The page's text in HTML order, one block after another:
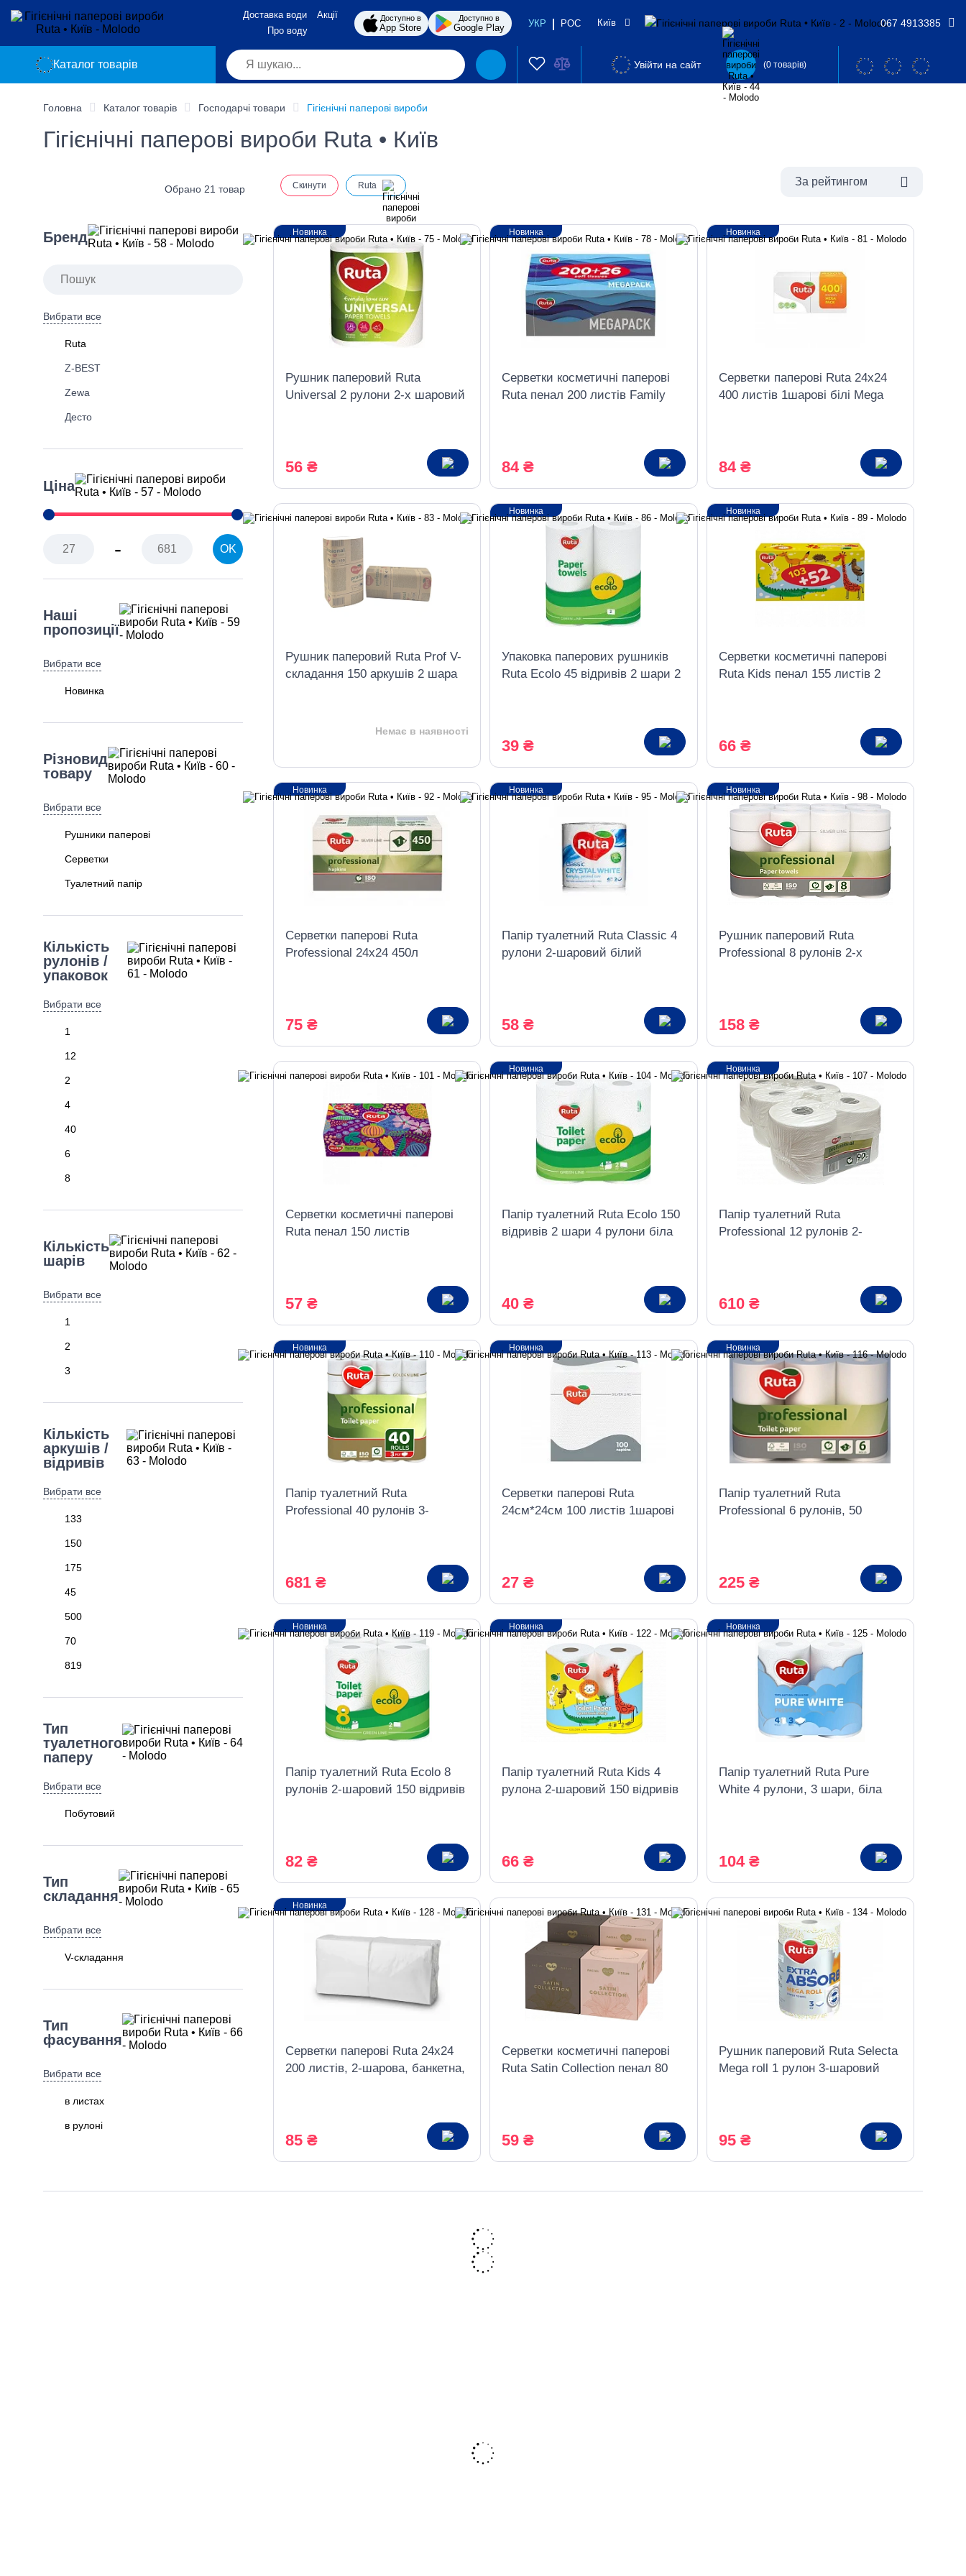
Доставка води
Акції
Про воду
Доступно в
App Store
Доступно в
Google Play УКР РОС Київ 067 4913385
Каталог товарів Увійти на сайт (0 товарів)
Головна Каталог товарів Господарчі товари Гігієнічні паперові вироби
Гігієнічні паперові вироби Ruta • Київ
Ціна
- OK
Бренд
Вибрати все
Ruta
Z-BEST
Zewa
Десто
Наші
пропозиції
Вибрати все
Новинка
Різновид
товару
Вибрати все
Рушники паперові
Серветки
Туалетний папір
Кількість
рулонів /
упаковок
Вибрати все
1
12
2
4
40
6
8
Кількість
шарів
Вибрати все
1
2
3
Кількість
аркушів /
відривів
Вибрати все
133
150
175
45
500
70
819
Тип
туалетного
паперу
Вибрати все
Побутовий
Тип
складання
Вибрати все
V-складання
Тип
фасування
Вибрати все
в листах
в рулоні
Кількість
За рейтингом
Обрано 21 товар Скинути Ruta
Рушник паперовий Ruta
Universal 2 рулони 2-х шаровий
56 ₴
Новинка
Серветки косметичні паперові
Ruta пенал 200 листів Family
84 ₴
Новинка
Серветки паперові Ruta 24х24
400 листів 1шарові білі Mega
84 ₴
Новинка
Рушник паперовий Ruta Prof V-
складання 150 аркушів 2 шара
Немає в наявності
Упаковка паперових рушників
Ruta Ecolo 45 відривів 2 шари 2
39 ₴
Новинка
Серветки косметичні паперові
Ruta Kids пенал 155 листів 2
66 ₴
Новинка
Серветки паперові Ruta
Professional 24х24 450л
75 ₴
Новинка
Папір туалетний Ruta Classic 4
рулони 2-шаровий білий
58 ₴
Новинка
Рушник паперовий Ruta
Professional 8 рулонів 2-х
158 ₴
Новинка
Серветки косметичні паперові
Ruta пенал 150 листів
57 ₴
Папір туалетний Ruta Ecolo 150
відривів 2 шари 4 рулони біла
40 ₴
Новинка
Папір туалетний Ruta
Professional 12 рулонів 2-
610 ₴
Новинка
Папір туалетний Ruta
Professional 40 рулонів 3-
681 ₴
Новинка
Серветки паперові Ruta
24см*24см 100 листів 1шарові
27 ₴
Новинка
Папір туалетний Ruta
Professional 6 рулонів, 50
225 ₴
Новинка
Папір туалетний Ruta Ecolo 8
рулонів 2-шаровий 150 вiдривів
82 ₴
Новинка
Папір туалетний Ruta Kids 4
рулона 2-шаровий 150 вiдривів
66 ₴
Новинка
Папір туалетний Ruta Pure
White 4 рулони, 3 шари, біла
104 ₴
Новинка
Серветки паперові Ruta 24х24
200 листів, 2-шарова, банкетна,
85 ₴
Новинка
Серветки косметичні паперові
Ruta Satin Collection пенал 80
59 ₴
Рушник паперовий Ruta Selecta
Mega roll 1 рулон 3-шаровий
95 ₴